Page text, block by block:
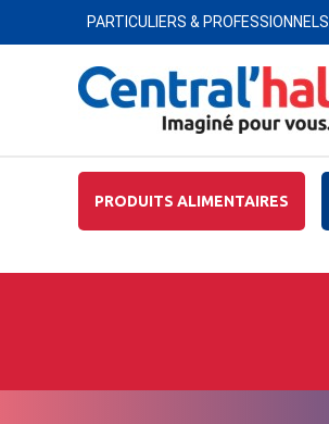
PARTICULIERS & PROFESSIONNELS
PRODUITS ALIMENTAIRES